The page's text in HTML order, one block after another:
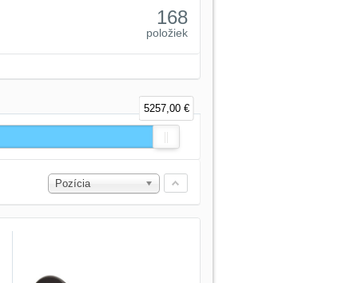
168
položiek
5257,00 €
Pozícia